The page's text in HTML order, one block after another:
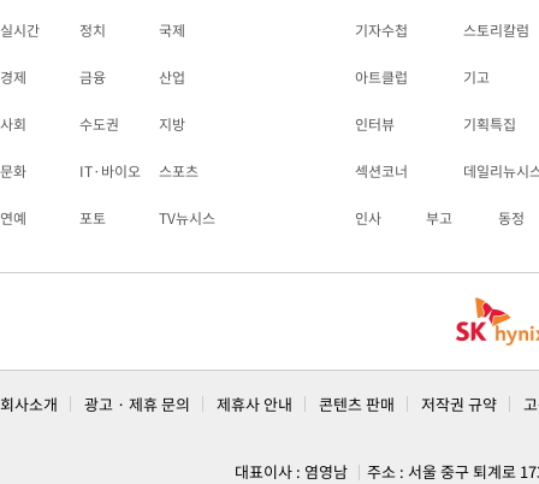
실시간 정치 국제
경제 금융 산업
사회 수도권 지방
문화 IT·바이오 스포츠
연예 포토 TV뉴시스
기자수첩 스토리칼럼
아트클럽 기고
인터뷰 기획특집
섹션코너 데일리뉴시
인사 부고 동정
회사소개 광고 · 제휴 문의 제휴사 안내 콘텐츠 판매 저작권 규약
대표이사 : 염영남
주소 : 서울 중구 퇴계로